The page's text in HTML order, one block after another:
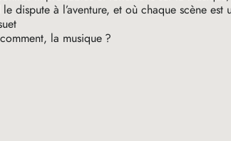
dispute à l’aventure, et où chaque scène est
la musique ?